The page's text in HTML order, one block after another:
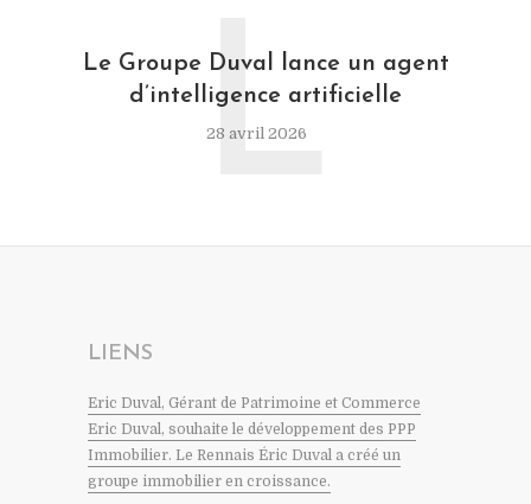
Le Groupe Duval lance un agent
d’intelligence artificielle
28 avril 2026
L
LIENS
Eric Duval, Gérant de Patrimoine et Commerce
Eric Duval, souhaite le développement des PPP
Immobilier. Le Rennais Éric Duval a créé un
groupe immobilier en croissance.